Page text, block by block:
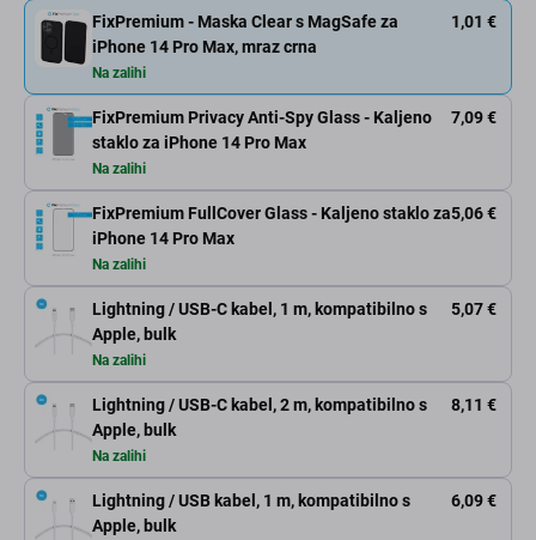
FixPremium Privacy Anti-Spy Glass - Kaljeno
staklo za iPhone 14 Pro Max
7,09 €
Na zalihi
FixPremium FullCover Glass - Kaljeno staklo za
iPhone 14 Pro Max
5,06 €
Na zalihi
Lightning / USB-C kabel, 1 m, kompatibilno s
Apple, bulk
5,07 €
Na zalihi
Lightning / USB-C kabel, 2 m, kompatibilno s
Apple, bulk
8,11 €
Na zalihi
Lightning / USB kabel, 1 m, kompatibilno s
Apple, bulk
6,09 €
FixPremium - Maska Clear s MagSafe za
iPhone 14 Pro Max, mraz crna
1,01 €
Na zalihi